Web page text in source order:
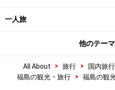
一人旅
他のテー
All About > 旅行 > 国内旅行
福島の観光・旅行
> 福島の観